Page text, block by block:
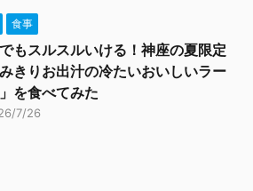
食事
もスルスルいける！神座の夏限定
みきりお出汁の冷たいおいしいラー
を食べてみた
7/26